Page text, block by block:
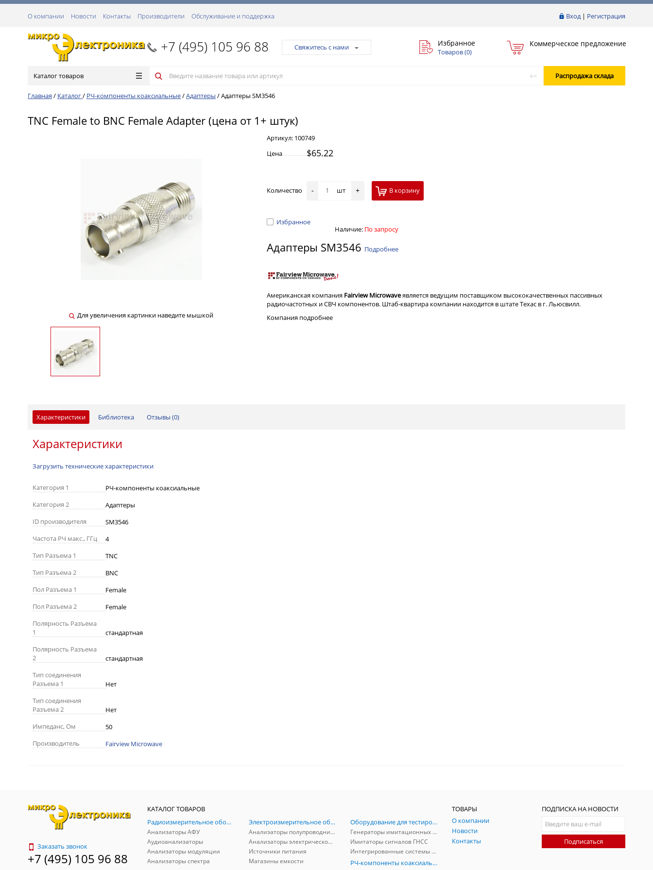
Вход| Регистрация
О компании Новости Контакты Производители Обслуживание и поддержка
+7 (495) 105 96 88 Свяжитесь с нами Избранное
Товаров (0)
Коммерческое предложение
Каталог товаров Распродажа склада
Главная / Каталог/ РЧ-компоненты коаксиальные/Адаптеры /Адаптеры SM3546
TNC Female to BNC Female Adapter (цена от 1+ штук)
Для увеличения картинки наведите мышкой
Артикул: 100749
Цена
$65.22
Количество - шт + В корзину
Избранное
Наличие: По запросу
Адаптеры SM3546 Подробнее
Американская компания Fairview Microwaveявляется ведущим поставщиком высококачественных пассивных
радиочастотных и СВЧ компонентов. Штаб-квартира компании находится в штате Техас в г. Льюсвилл.
Компания подробнее
Характеристики Библиотека Отзывы (0)
Характеристики
Загрузить технические характеристики
Категория 1
РЧ-компоненты коаксиальные
Категория 2
Адаптеры
ID производителя
SM3546
Частота РЧ макс., ГГц
4
Тип Разъема 1
TNC
Тип Разъема 2
BNC
Пол Разъема 1
Female
Пол Разъема 2
Female
Полярность Разъема
1
стандартная
Полярность Разъема
2
стандартная
Тип соединения
Разъема 1
Нет
Тип соединения
Разъема 2
Нет
Импеданс, Ом
50
Производитель
Fairview Microwave
Заказать звонок
+7 (495) 105 96 88
КАТАЛОГ ТОВАРОВ
Радиоизмерительное оборудование
Анализаторы АФУ
Аудиоанализаторы
Анализаторы модуляции
Анализаторы спектра
Электроизмерительное оборудование
Анализаторы полупроводников
Анализаторы электрической мощности
Источники питания
Магазины емкости
Оборудование для тестирования и симуляции ГНСС
Генераторы имитационных и заградительных помех
Имитаторы сигналов ГНСС
Интегрированные системы защиты от ГНСС-помех
РЧ-компоненты коаксиальные
ТОВАРЫ
О компании
Новости
Контакты
ПОДПИСКА НА НОВОСТИ
Подписаться